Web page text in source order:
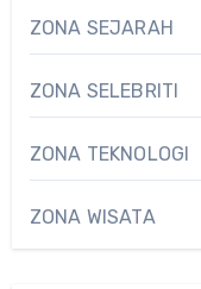
ZONA SEJARAH
ZONA SELEBRITI
ZONA TEKNOLOGI
ZONA WISATA